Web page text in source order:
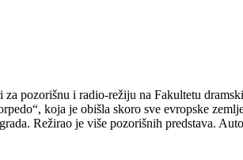
pozorišnu i radio-režiju na Fakultetu
koja je obišla skoro sve evropske
Režirao je više pozorišnih predstava.